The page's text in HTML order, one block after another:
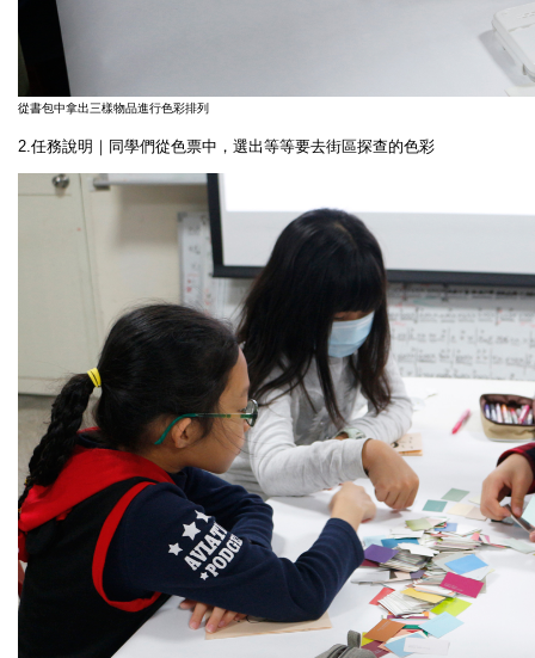
從書包中拿出三樣物品進行色彩排列
2.任務說明｜同學們從色票中，選出等等要去街區探查的色彩